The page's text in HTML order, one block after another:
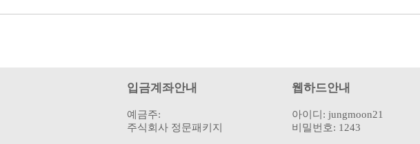
입금계좌안내
예금주:
주식회사 정문패키지
웹하드안내
아이디: jungmoon21
비밀번호: 1243